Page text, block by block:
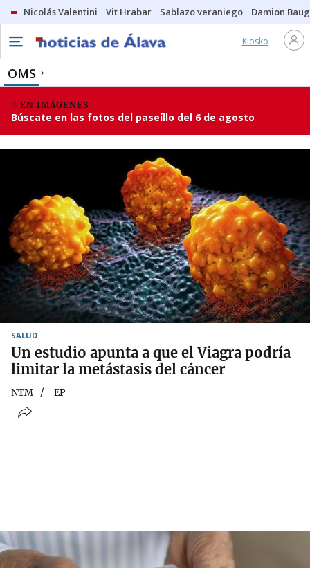
Nicolás Valentini Vit Hrabar Sablazo veraniego Damion
Kiosko
OMS
EN IMÁGENES
Búscate en las fotos del paseíllo del 6 de agosto
SALUD
Un estudio apunta a que el Viagra podría
limitar la metástasis del cáncer
NTM EP